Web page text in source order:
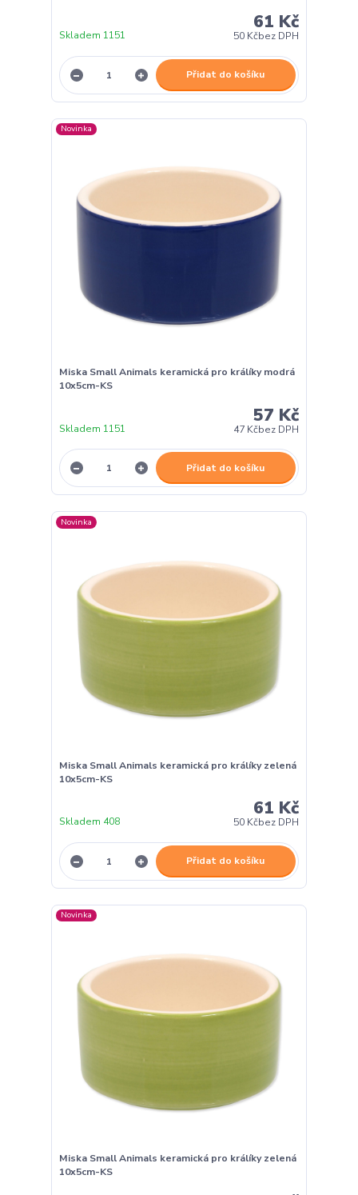
61 Kč
50 Kčbez DPH
Skladem 1151
Přidat do košíku
Novinka
Miska Small Animals keramická pro králíky modrá
10x5cm-KS
57 Kč
47 Kčbez DPH
Skladem 1151
Přidat do košíku
Novinka
Miska Small Animals keramická pro králíky zelená
10x5cm-KS
61 Kč
50 Kčbez DPH
Skladem 408
Přidat do košíku
Novinka
Miska Small Animals keramická pro králíky zelená
10x5cm-KS